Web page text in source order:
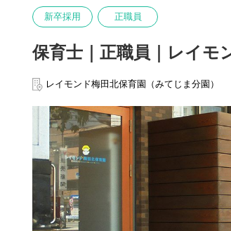
新卒採用 正職員
保育士｜正職員｜レイモ
レイモンド梅田北保育園（みてじま分園）